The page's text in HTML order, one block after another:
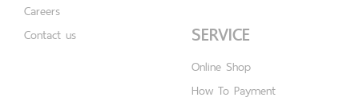
Careers
Contact us
SERVICE
Online Shop
How To Payment